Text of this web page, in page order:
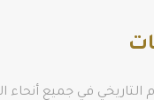
التاريخي في جميع